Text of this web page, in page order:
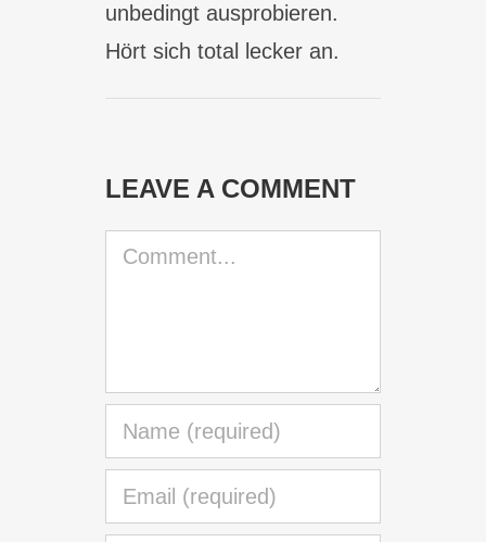
unbedingt ausprobieren.
Hört sich total lecker an.
LEAVE A COMMENT
Comment